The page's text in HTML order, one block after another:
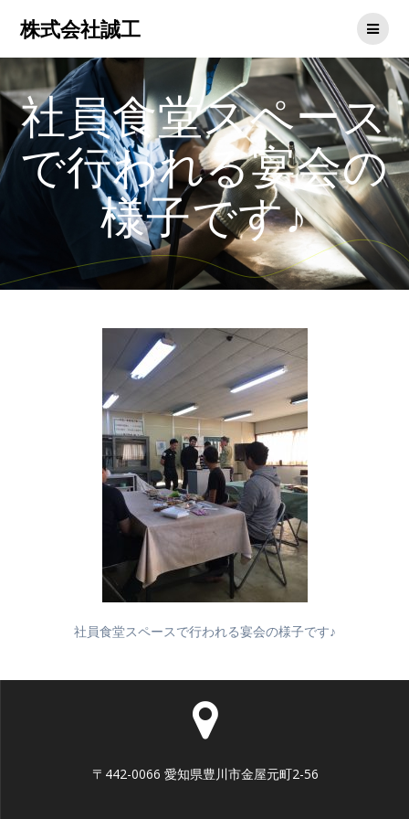
株式会社誠工
社員食堂スペース
で行われる宴会の
様子です♪
社員食堂スペースで行われる宴会の様子です♪
〒442-0066 愛知県豊川市金屋元町2-56